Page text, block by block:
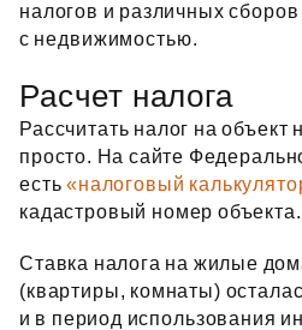
налогов и различных
с недвижимостью.
Расчет налога
Рассчитать налог на
просто. На сайте
есть «налоговый
кадастровый номер объекта.
Ставка налога на жилые
(квартиры, комнаты)
и в период использования